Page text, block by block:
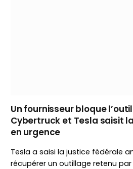
Un fournisseur bloque
Cybertruck et Tesla saisit
en urgence
Tesla a saisi la justice fédérale
récupérer un outillage retenu